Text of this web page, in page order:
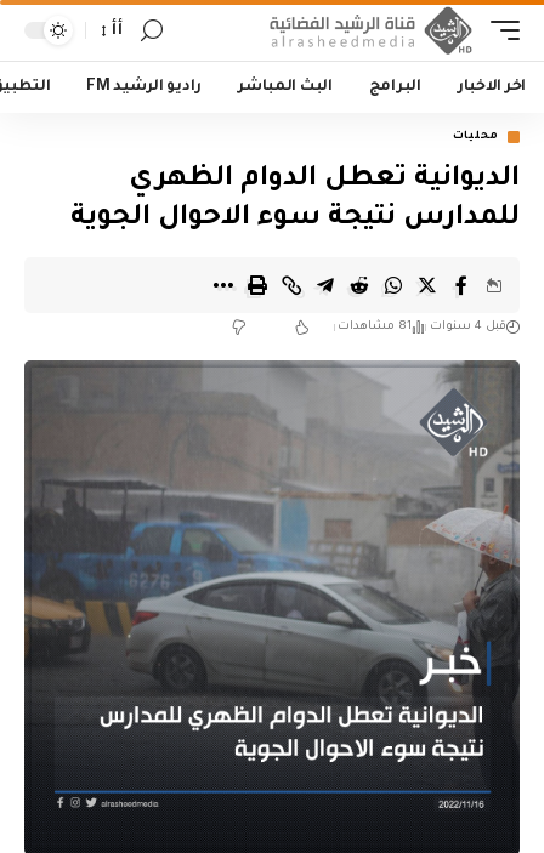
أأ
اخر الاخبار البرامج البث المباشر راديو الرشيد FM
محليات
الديوانية تعطل الدوام الظهري
للمدارس نتيجة سوء الاحوال الجوية
قبل 4 سنوات 81 مشاهدات